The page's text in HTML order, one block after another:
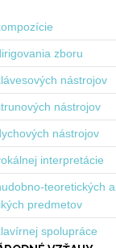
zboru
nástrojov
nástrojov
nástrojov
interpretácie
teoretických a
predmetov
spolupráce